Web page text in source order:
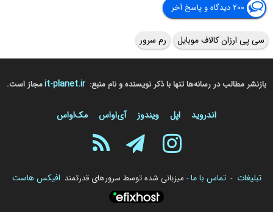
۲۰۰ دیدگاه و پاسخ آخر
سی پی ارزان کالاف موبایل رم سرور
بازنشر مطالب در رسانه‌ها تنها با ذکر نویسنده و نام منبع: it-planet.irمجاز است.
اندروید اپل ویندوز آی‌او‌اس مک‌او‌اس
تبلیغات - تماس با ما- میزبانی شده توسط سرورهای قدرتمند افیکس هاست